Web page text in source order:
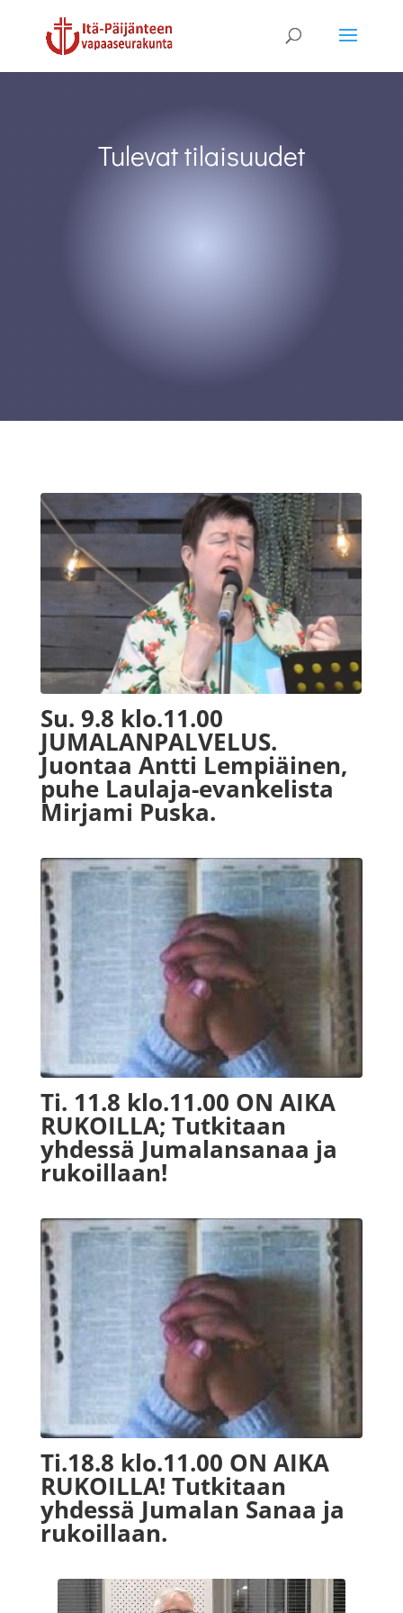
Tulevat tilaisuudet
Su. 9.8 klo.11.00
JUMALANPALVELUS.
Juontaa Antti Lempiäinen,
puhe Laulaja-evankelista
Mirjami Puska.
Ti. 11.8 klo.11.00 ON AIKA
RUKOILLA; Tutkitaan
yhdessä Jumalansanaa ja
rukoillaan!
Ti.18.8 klo.11.00 ON AIKA
RUKOILLA! Tutkitaan
yhdessä Jumalan Sanaa ja
rukoillaan.